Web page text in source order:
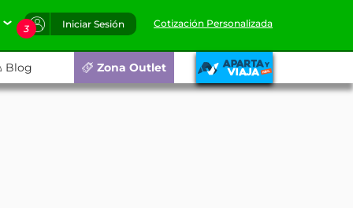
3 Iniciar Sesión Cotización Personalizada
Blog Zona Outlet